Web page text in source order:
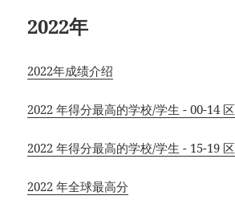
2022年
2022年成绩介绍
2022 年得分最高的学校/学生 - 00-14 区
2022 年得分最高的学校/学生 - 15-19 区
2022 年全球最高分